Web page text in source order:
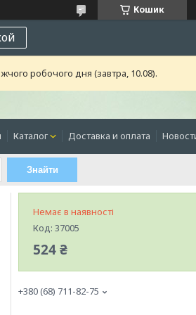
Кошик
робочого дня (завтра, 10.08).
Каталог Доставка и оплата
Знайти
Немає в наявності
Код: 37005
524 ₴
+380 (68) 711-82-75